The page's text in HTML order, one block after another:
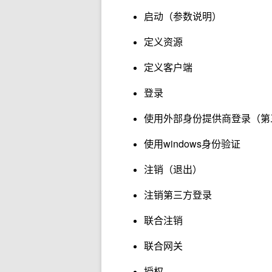
启动（参数说明）
定义资源
定义客户端
登录
使用外部身份提供商登录（第
使用windows身份验证
注销（退出）
注销第三方登录
联合注销
联合网关